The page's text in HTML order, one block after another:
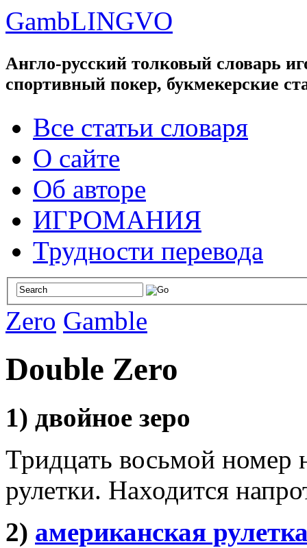
GambLINGVO
Англо-русский толковый словарь
спортивный покер, букмекерские
Все статьи словаря
О сайте
Об авторе
ИГРОМАНИЯ
Трудности перевода
Zero Gamble
Double Zero
1) двойное зеро
Тридцать восьмой номер
рулетки. Находится
2) американская